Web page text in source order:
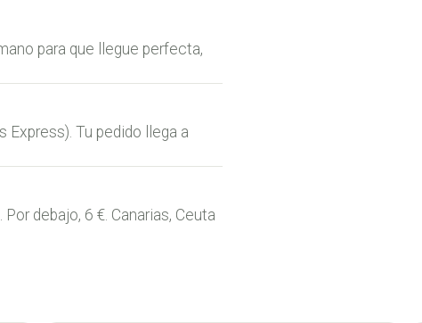
para que llegue perfecta,
Express). Tu pedido llega a
debajo, 6 €. Canarias, Ceuta